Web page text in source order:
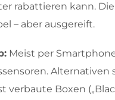
rabattieren kann.
– aber ausgereift.
Meist per
Alternativen
verbaute Boxen